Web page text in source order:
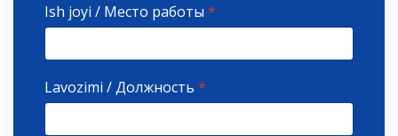
Ish joyi / Место работы *
Lavozimi / Должность *